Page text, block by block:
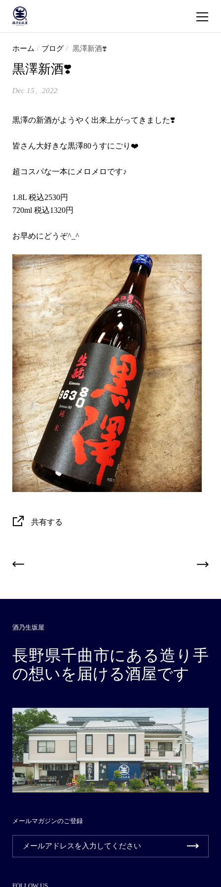
ショッピ
ホーム / ブログ / 黒澤新酒❣️
黒澤新酒❣️
Dec 15、2022
黒澤の新酒がようやく出来上がってきました❣️
皆さん大好きな黒澤80うすにごり❤️
超コスパな一本にメロメロです♪
1.8L 税込2530円
720ml 税込1320円
お早めにどうぞ^_^
共有する
酒乃生坂屋
長野県千曲市にある造り手
の想いを届ける酒屋です
メールマガジンのご登録